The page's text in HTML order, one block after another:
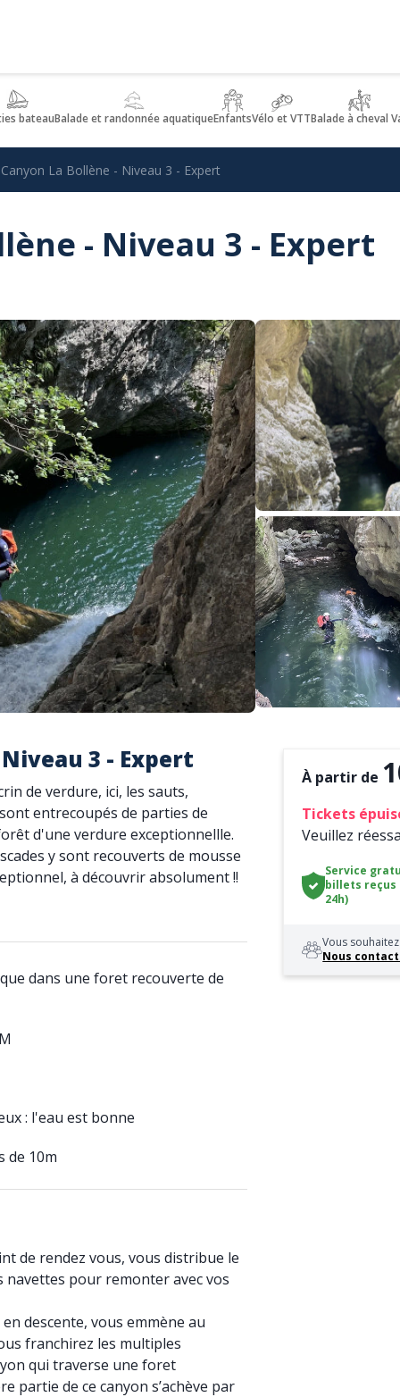
bateauBalade et randonnée aquatiqueEnfantsVélo et VTTBalade à cheval
Canyon La Bollène - Niveau 3 - Expert
- Niveau 3 - Expert
3 - Expert
de verdure, ici, les sauts,
entrecoupés de parties de
d'une verdure exceptionnellle.
y sont recouverts de mousse
à découvrir absolument !!
dans une foret recouverte de
: l'eau est bonne
de 10m
de rendez vous, vous distribue le
pour remonter avec vos
descente, vous emmène au
franchirez les multiples
qui traverse une foret
partie de ce canyon s’achève par
À partir de
Tickets
Veuillez
Service
billets reçus
24h)
Vous
Nous